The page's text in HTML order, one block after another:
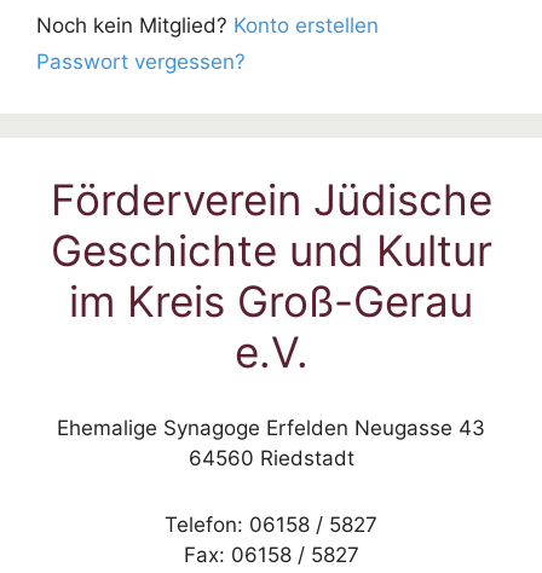
Noch kein Mitglied? Konto erstellen
Passwort vergessen?
Förderverein Jüdische
Geschichte und Kultur
im Kreis Groß-Gerau
e.V.
Ehemalige Synagoge Erfelden Neugasse 43
64560 Riedstadt
Telefon: 06158 / 5827
Fax: 06158 / 5827